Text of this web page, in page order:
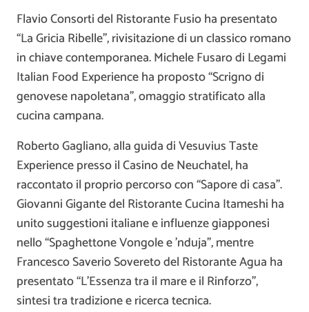
Flavio Consorti del Ristorante Fusio ha presentato
“La Gricia Ribelle”, rivisitazione di un classico romano
in chiave contemporanea. Michele Fusaro di Legami
Italian Food Experience ha proposto “Scrigno di
genovese napoletana”, omaggio stratificato alla
cucina campana.
Roberto Gagliano, alla guida di Vesuvius Taste
Experience presso ilCasino de Neuchatel, ha
raccontato il proprio percorso con “Sapore di casa”.
Giovanni Gigante del Ristorante Cucina Itameshi ha
unito suggestioni italiane e influenze giapponesi
nello “Spaghettone Vongole e ’nduja”, mentre
Francesco Saverio Sovereto del Ristorante Agua ha
presentato “L’Essenza tra il mare e il Rinforzo”,
sintesi tra tradizione e ricerca tecnica.